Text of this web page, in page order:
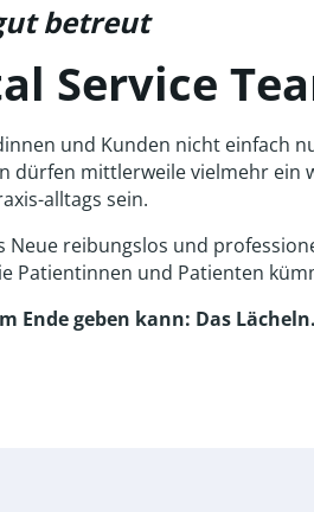
betreut
Service
und Kunden nicht einfach
dürfen mittlerweile vielmehr ein
alltags sein.
reibungslos und
Patientinnen und Patienten
Ende geben kann: Das Lächeln.